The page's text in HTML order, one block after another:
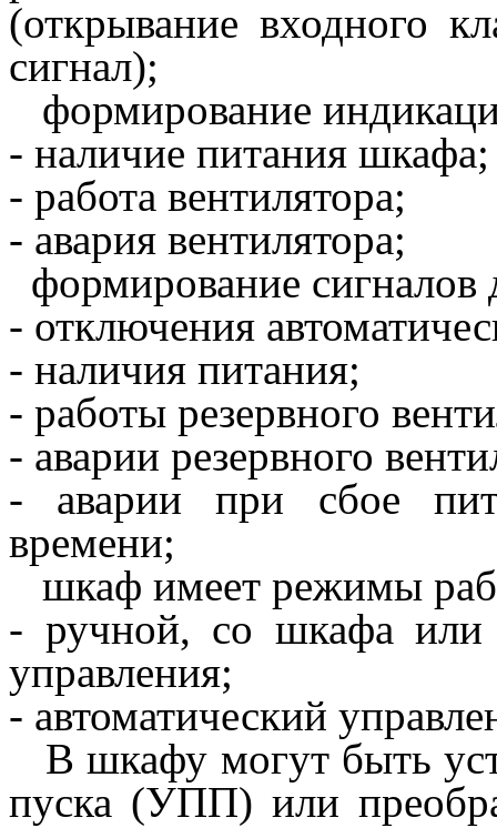
(открывание входного
сигнал);
формирование
- наличие питания шкафа;
- работа вентилятора;
- авария вентилятора;
формирование сигналов
- отключения
- наличия питания;
- работы резервного
- аварии резервного
- аварии при сбое
времени;
шкаф имеет режимы
- ручной, со шкафа или
управления;
- автоматический
В шкафу могут быть
пуска (УПП) или